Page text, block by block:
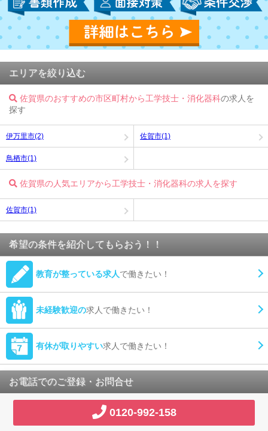
エリアを絞り込む
佐賀県のおすすめの市区町村から工学技士・消化器科の求人を
探す
伊万里市(2) 佐賀市(1)
鳥栖市(1)
佐賀県の人気エリアから工学技士・消化器科の求人を探す
佐賀市(1)
希望の条件を紹介してもらおう！！
教育が整っている求人で働きたい！
未経験歓迎の求人で働きたい！
有休が取りやすい求人で働きたい！
お電話でのご登録・お問合せ
0120-992-158